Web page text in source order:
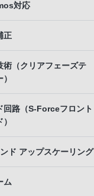
対応
正
術（クリアフェーズテ
回路（S-Forceフロント
ド アップスケーリング
ム